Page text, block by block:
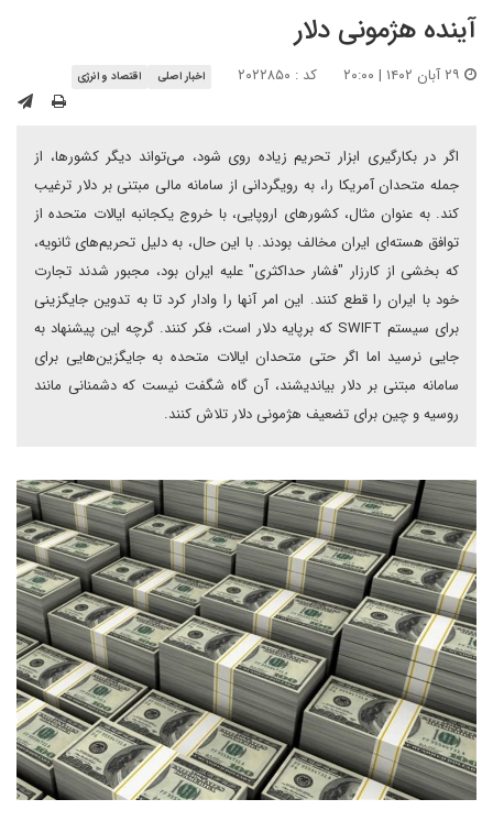
آینده هژمونی دلار
کد : ۲۰۲۲۸۵۰ اخبار اصلی اقتصاد و انرژی
اگر در بکارگیری ابزار تحریم زیاده روی شود، می‌تواند دیگر کشورها، از
جمله متحدان آمریکا را، به رویگردانی از سامانه مالی مبتنی بر دلار ترغیب
کند. به عنوان مثال، کشورهای اروپایی، با خروج یکجانبه ایالات متحده از
توافق هسته‌ای ایران مخالف بودند. با این حال، به دلیل تحریم‌های ثانویه،
که بخشی از کارزار "فشار حداکثری" علیه ایران بود، مجبور شدند تجارت
خود با ایران را قطع کنند. این امر آنها را وادار کرد تا به تدوین جایگزینی
برای سیستم SWIFT که برپایه دلار است، فکر کنند. گرچه این پیشنهاد به
جایی نرسید اما اگر حتی متحدان ایالات متحده به جایگزین‌هایی برای
سامانه مبتنی بر دلار بیاندیشند، آن گاه شگفت نیست که دشمنانی مانند
روسیه و چین برای تضعیف هژمونی دلار تلاش کنند.